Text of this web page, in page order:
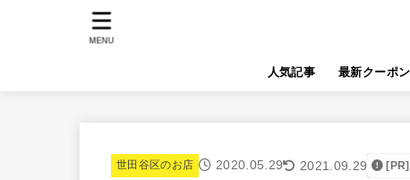
人気記事 最新クーポン
MENU
世田谷区のお店 2020.05.29 2021.09.29 [PR]